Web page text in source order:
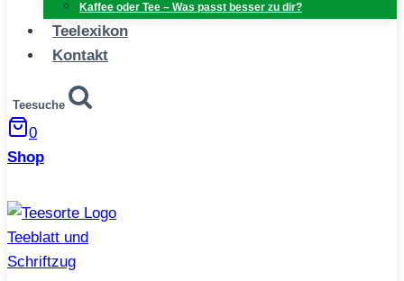
Kaffee oder Tee – Was passt besser zu dir?
Teelexikon
Kontakt
Teesuche
0
Shop